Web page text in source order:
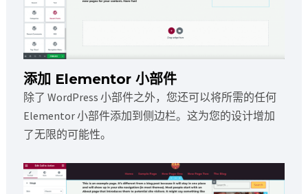
添加 Elementor 小部件
除了 WordPress 小部件之外，您还可以将所需的任何
Elementor 小部件添加到侧边栏。这为您的设计增加
了无限的可能性。